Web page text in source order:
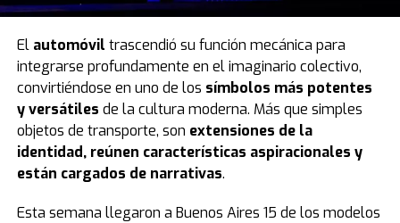
El automóvil trascendió su función mecánica para
integrarse profundamente en el imaginario colectivo,
convirtiéndose en uno de los símbolos más potentes
y versátiles de la cultura moderna. Más que simples
objetos de transporte, son extensiones de la
identidad, reúnen características aspiracionales y
están cargados de narrativas.
Esta semana llegaron a Buenos Aires 15 de los modelos